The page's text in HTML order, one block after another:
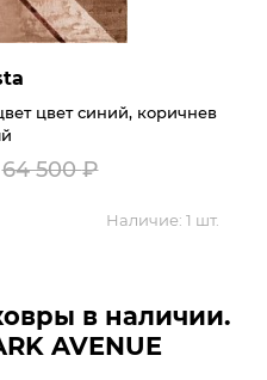
цвет синий, коричнев
64 500₽
Наличие: 1 шт.
в наличии.
AVENUE